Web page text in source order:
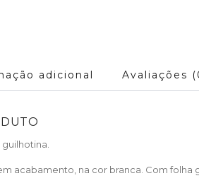
adicional Avaliações
acabamento, na cor branca. Com